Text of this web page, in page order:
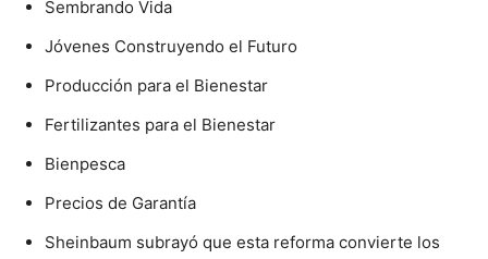
Sembrando Vida
Jóvenes Construyendo el Futuro
Producción para el Bienestar
Fertilizantes para el Bienestar
Bienpesca
Precios de Garantía
Sheinbaum subrayó que esta reforma convierte los